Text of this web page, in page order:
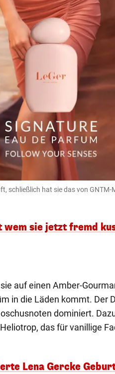
schließlich hat sie das von GNTM-
wem sie jetzt fremd
auf einen Amber-
in die Läden kommt. Der
dominiert.
das für vanillige
Lena Gercke